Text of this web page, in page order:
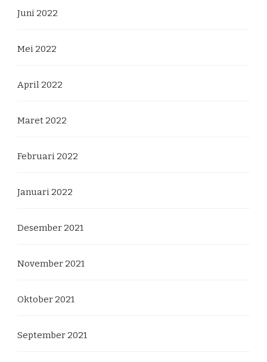
Juni 2022
Mei 2022
April 2022
Maret 2022
Februari 2022
Januari 2022
Desember 2021
November 2021
Oktober 2021
September 2021